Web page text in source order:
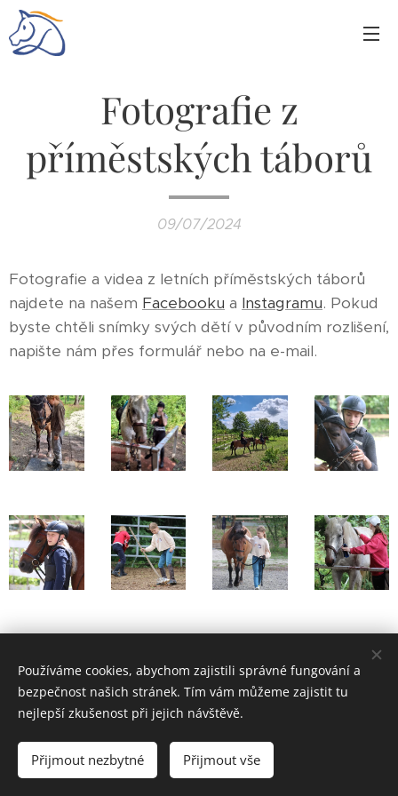
Fotografie z
příměstských táborů
09/07/2024
Fotografie a videa z letních příměstských táborů
najdete na našem Facebooku a Instagramu. Pokud
byste chtěli snímky svých dětí v původním rozlišení,
napište nám přes formulář nebo na e-mail.
© 2026 Jezdecká škola Praha 7 z. s. All rights reserved.
Cookies
Používáme cookies, abychom zajistili správné fungování a
bezpečnost našich stránek. Tím vám můžeme zajistit tu
nejlepší zkušenost při jejich návštěvě.
Přijmout nezbytné Přijmout vše